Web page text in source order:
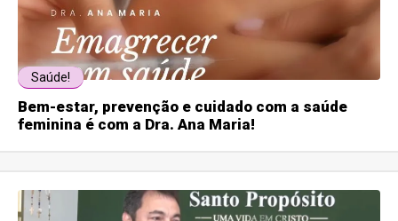
Saúde!
Bem-estar, prevenção e cuidado com a saúde
feminina é com a Dra. Ana Maria!